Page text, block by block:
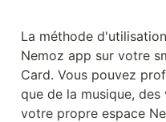
La méthode
Nemoz app sur votre
Card. Vous pouvez
que de la musique,
votre propre espace